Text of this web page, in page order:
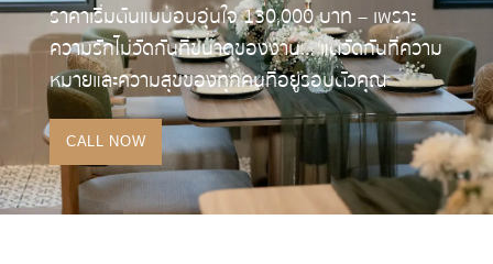
ราคาเริ่มต้นแบบอบอุ่นใจ 130,000 บาท – เพราะ
ความรักไม่วัดกันที่ขนาดของงาน… แต่วัดกันที่ความ
หมายและความสุขของทุกคนที่อยู่รอบตัวคุณ
CALL NOW